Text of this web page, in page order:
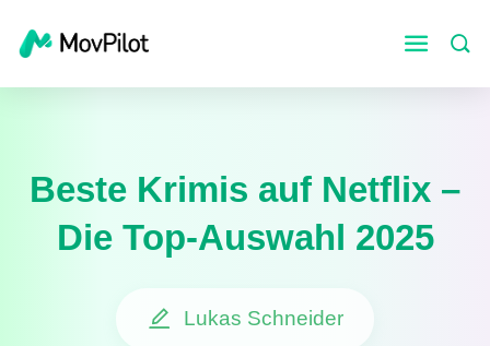
Beste Krimis auf Netflix –
Die Top-Auswahl 2025
Lukas Schneider